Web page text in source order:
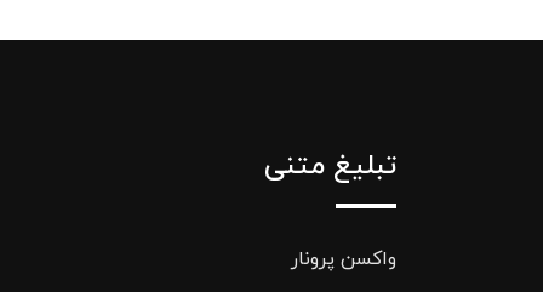
تبلیغ متنی
واکسن پرونار